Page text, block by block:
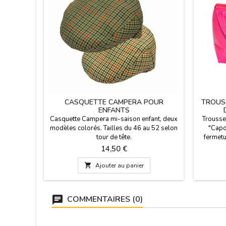
CASQUETTE CAMPERA POUR
ENFANTS
Casquette Campera mi-saison enfant, deux
modèles colorés. Tailles du 46 au 52 selon
tour de tête.
Prix
14,50 €
 Ajouter au panier
COMMENTAIRES (0)